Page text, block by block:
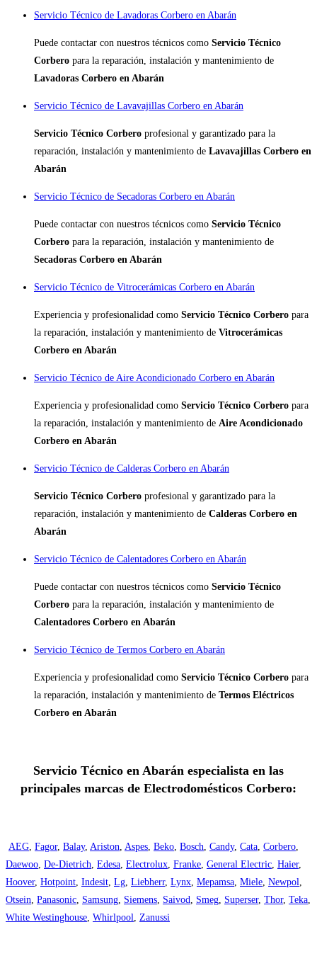
Servicio Técnico de Lavadoras Corbero en Abarán
Puede contactar con nuestros técnicos como Servicio Técnico
Corbero para la reparación, instalación y mantenimiento de
Lavadoras Corbero en Abarán
Servicio Técnico de Lavavajillas Corbero en Abarán
Servicio Técnico Corbero profesional y garantizado para la
reparación, instalación y mantenimiento de Lavavajillas Corbero en
Abarán
Servicio Técnico de Secadoras Corbero en Abarán
Puede contactar con nuestros técnicos como Servicio Técnico
Corbero para la reparación, instalación y mantenimiento de
Secadoras Corbero en Abarán
Servicio Técnico de Vitrocerámicas Corbero en Abarán
Experiencia y profesionalidad como Servicio Técnico Corbero para
la reparación, instalación y mantenimiento de Vitrocerámicas
Corbero en Abarán
Servicio Técnico de Aire Acondicionado Corbero en Abarán
Experiencia y profesionalidad como Servicio Técnico Corbero para
la reparación, instalación y mantenimiento de Aire Acondicionado
Corbero en Abarán
Servicio Técnico de Calderas Corbero en Abarán
Servicio Técnico Corbero profesional y garantizado para la
reparación, instalación y mantenimiento de Calderas Corbero en
Abarán
Servicio Técnico de Calentadores Corbero en Abarán
Puede contactar con nuestros técnicos como Servicio Técnico
Corbero para la reparación, instalación y mantenimiento de
Calentadores Corbero en Abarán
Servicio Técnico de Termos Corbero en Abarán
Experiencia y profesionalidad como Servicio Técnico Corbero para
la reparación, instalación y mantenimiento de Termos Eléctricos
Corbero en Abarán
Servicio Técnico en Abarán especialista en las
principales marcas de Electrodomésticos Corbero:
AEG, Fagor, Balay, Ariston, Aspes, Beko, Bosch, Candy, Cata, Corbero,
Daewoo, De-Dietrich, Edesa, Electrolux, Franke, General Electric, Haier,
Hoover, Hotpoint, Indesit, Lg, Liebherr, Lynx, Mepamsa, Miele, Newpol,
Otsein, Panasonic, Samsung, Siemens, Saivod, Smeg, Superser, Thor, Teka,
White Westinghouse, Whirlpool, Zanussi